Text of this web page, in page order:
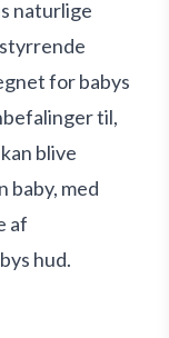
naturlige
for babys
til,
kan blive
baby, med
af
hud.